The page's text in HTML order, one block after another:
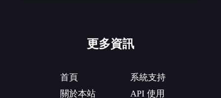
更多資訊
首頁
關於本站
系統支持
API 使用